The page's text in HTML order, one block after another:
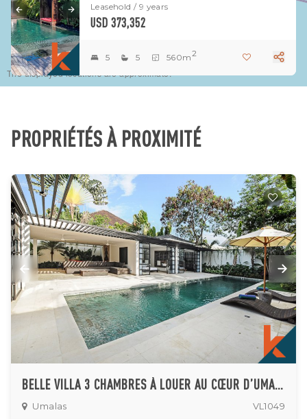
The displayed locations are approximate.
Leasehold / 9 years
USD 373,352
5 5 560m2
PROPRIÉTÉS À PROXIMITÉ
BELLE VILLA 3 CHAMBRES À LOUER AU CŒUR D’UMALAS
Umalas VL1049